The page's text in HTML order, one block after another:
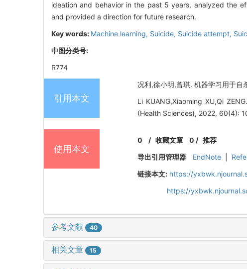
ideation and behavior in the past 5 years, analyzed the
and provided a direction for future research.
Key words: Machine learning, Suicide, Suicide attempt,
中图分类号:
R774
引用本文
况利,徐小明,曾琪. 机器学习用于
Li KUANG,Xiaoming XU,Qi
(Health Sciences), 2022, 60(4):
使用本文
0 /收藏文章 0 / 推荐
导出引用管理器
EndNote
链接本文: https://
https://
参考文献 40
相关文章 15